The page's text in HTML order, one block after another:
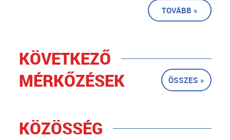
TOVÁBB »
KÖVETKEZŐ
MÉRKŐZÉSEK
ÖSSZES »
KÖZÖSSÉG